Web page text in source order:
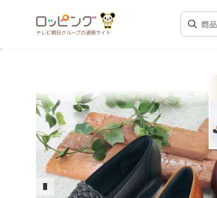
テレビ朝日グループの通販サイト
前のスライド